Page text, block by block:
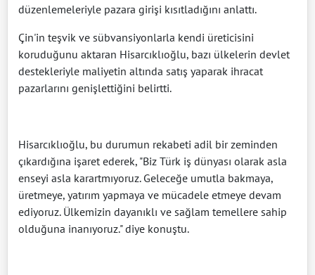
düzenlemeleriyle pazara girişi kısıtladığını anlattı.
Çin'in teşvik ve sübvansiyonlarla kendi üreticisini
koruduğunu aktaran Hisarcıklıoğlu, bazı ülkelerin devlet
destekleriyle maliyetin altında satış yaparak ihracat
pazarlarını genişlettiğini belirtti.
Hisarcıklıoğlu, bu durumun rekabeti adil bir zeminden
çıkardığına işaret ederek, "Biz Türk iş dünyası olarak asla
enseyi asla karartmıyoruz. Geleceğe umutla bakmaya,
üretmeye, yatırım yapmaya ve mücadele etmeye devam
ediyoruz. Ülkemizin dayanıklı ve sağlam temellere sahip
olduğuna inanıyoruz." diye konuştu.